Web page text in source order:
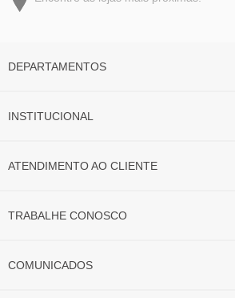
DEPARTAMENTOS
INSTITUCIONAL
ATENDIMENTO AO CLIENTE
TRABALHE CONOSCO
COMUNICADOS